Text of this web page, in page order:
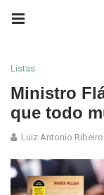
Listas
Ministro
que todo
Luiz Antonio Ribeiro